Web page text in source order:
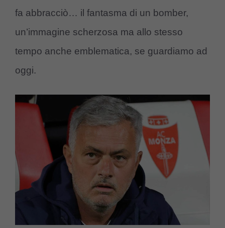
fa abbracciò… il fantasma di un bomber,
un’immagine scherzosa ma allo stesso
tempo anche emblematica, se guardiamo ad
oggi.